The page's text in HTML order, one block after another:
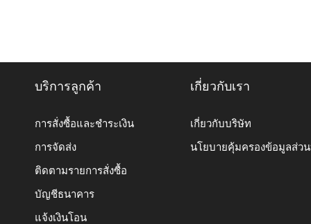
บริการลูกค้า
การสั่งซื้อและชำระเงิน
การจัดส่ง
ติดตามรายการสั่งซื้อ
บัญชีธนาคาร
แจ้งเงินโอน
เกี่ยวกับเรา
เกี่ยวกับบริษัท
นโยบายคุ้มครองข้อมูลส่ว